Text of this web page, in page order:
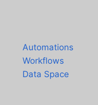
Automations
Workflows
Data Space